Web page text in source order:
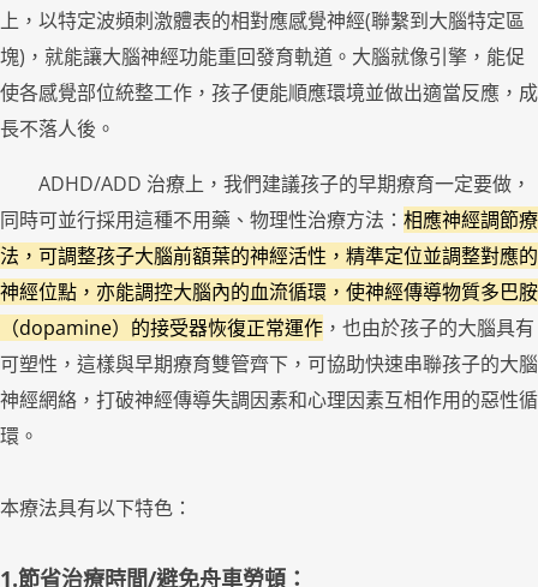
上，以特定波頻刺激體表的相對應感覺神經(聯繫到大腦特定區
塊)，就能讓大腦神經功能重回發育軌道。大腦就像引擎，能促
使各感覺部位統整工作，孩子便能順應環境並做出適當反應，成
長不落人後。
ADHD/ADD 治療上，我們建議孩子的早期療育一定要做，
同時可並行採用這種不用藥、物理性治療方法： 相應神經調節療
法，可調整孩子大腦前額葉的神經活性，精準定位並調整對應的
神經位點，亦能調控大腦內的血流循環，使神經傳導物質多巴胺
（dopamine）的接受器恢復正常運作 ，也由於孩子的大腦具有
可塑性，這樣與早期療育雙管齊下，可協助快速串聯孩子的大腦
神經網絡，打破神經傳導失調因素和心理因素互相作用的惡性循
環。
本療法具有以下特色：
1.節省治療時間/避免舟車勞頓：